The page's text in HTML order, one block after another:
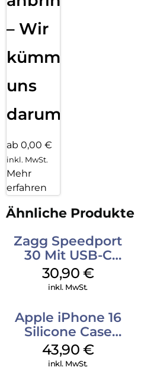
– Wir
kümmern
uns
darum!
ab 0,00 €
inkl. MwSt.
Mehr
erfahren
Ähnliche Produkte
Zagg Speedport
30 Mit USB-C
Kabel Weiß
30,90 €
inkl. MwSt.
Apple iPhone 16
Silicone Case
MagSafe Plum
43,90 €
inkl. MwSt.